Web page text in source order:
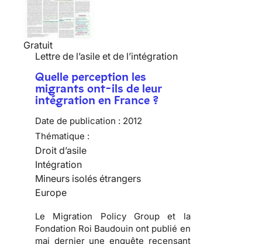
Gratuit
Lettre de l’asile et de l’intégration
Quelle perception les
migrants ont-ils de leur
intégration en France ?
Date de publication : 2012
Thématique :
Droit d’asile
Intégration
Mineurs isolés étrangers
Europe
Le Migration Policy Group et la
Fondation Roi Baudouin ont publié en
mai dernier une enquête recensant